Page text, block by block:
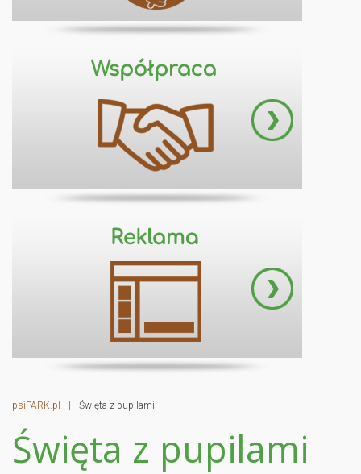
psiPARK.pl | Święta z pupilami
Święta z pupilami